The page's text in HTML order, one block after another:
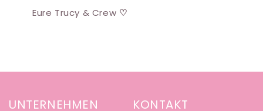
Eure Trucy & Crew ♡
UNTERNEHMEN KONTAKT